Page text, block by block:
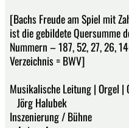
[Bachs Freude am Spiel mit
ist die gebildete Quersumme
Nummern – 187, 52, 27, 26,
Verzeichnis = BWV]
Musikalische Leitung | Orgel |
Jörg Halubek
Inszenierung / Bühne